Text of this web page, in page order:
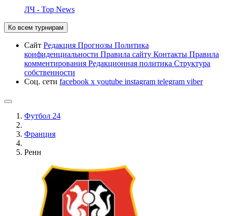
ЛЧ - Top News
Ко всем турнирам
Сайт Редакция Прогнозы Политика
конфиденциальности Правила сайту Контакты Правила
комментирования Редакционная политика Структура
собственности
Соц. сети facebook x youtube instagram telegram viber
Футбол 24
Франция
Ренн